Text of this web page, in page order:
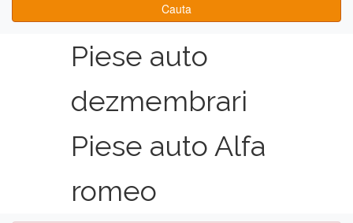
Cauta
Piese auto
dezmembrari
Piese auto Alfa
romeo